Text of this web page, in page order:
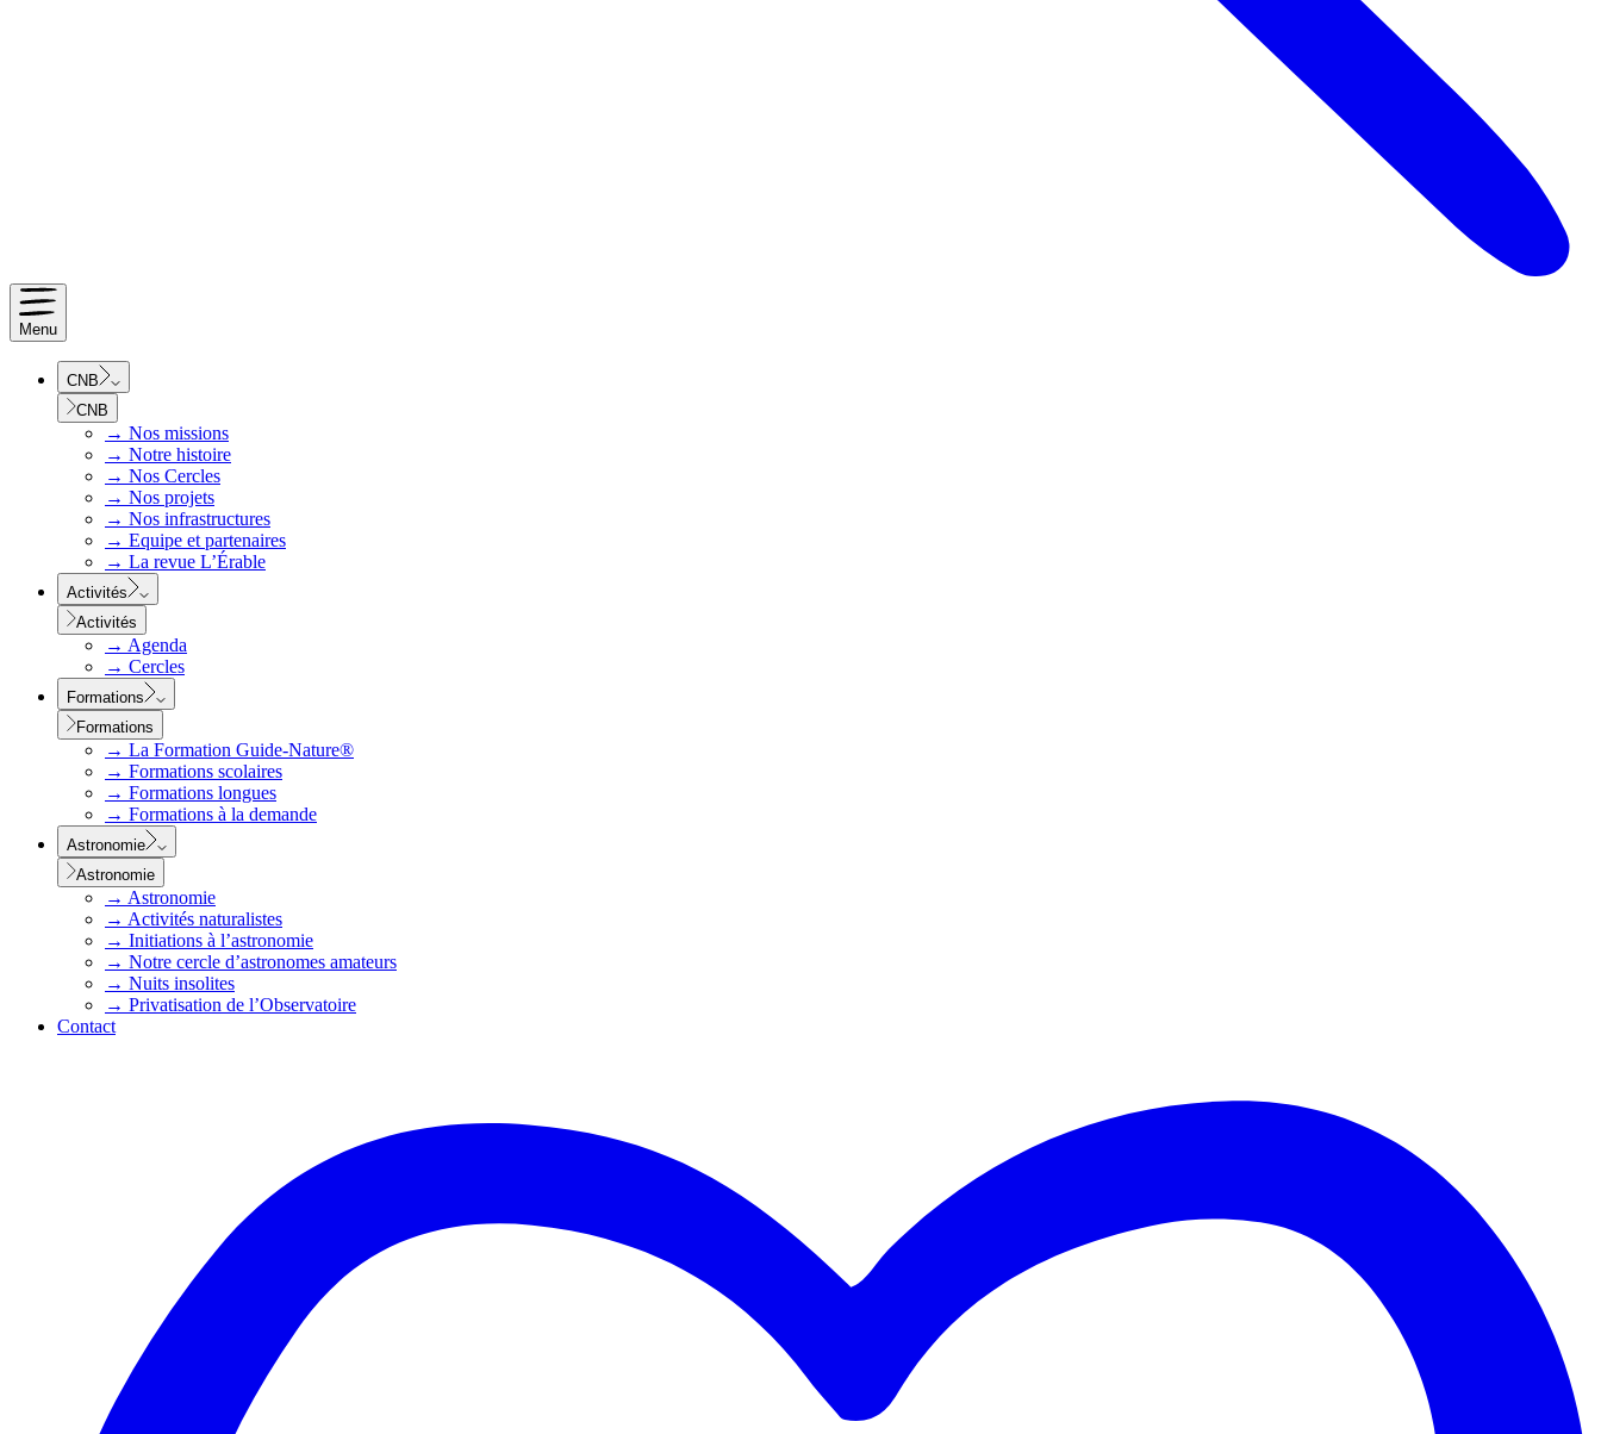
Menu
CNB
CNB
→ Nos missions
→ Notre histoire
→ Nos Cercles
→ Nos projets
→ Nos infrastructures
→ Equipe et partenaires
→ La revue L’Érable
Activités
Activités
→ Agenda
→ Cercles
Formations
Formations
→ La Formation Guide-Nature®
→ Formations scolaires
→ Formations longues
→ Formations à la demande
Astronomie
Astronomie
→ Astronomie
→ Activités naturalistes
→ Initiations à l’astronomie
→ Notre cercle d’astronomes amateurs
→ Nuits insolites
→ Privatisation de l’Observatoire
Contact